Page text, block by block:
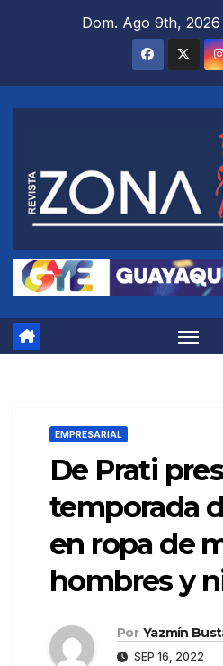
Dom. Ago 9th, 2026
EMPRESARIAL
De Prati
temporada
en ropa de
hombres y
Por Yazmín
SEP 16, 2022